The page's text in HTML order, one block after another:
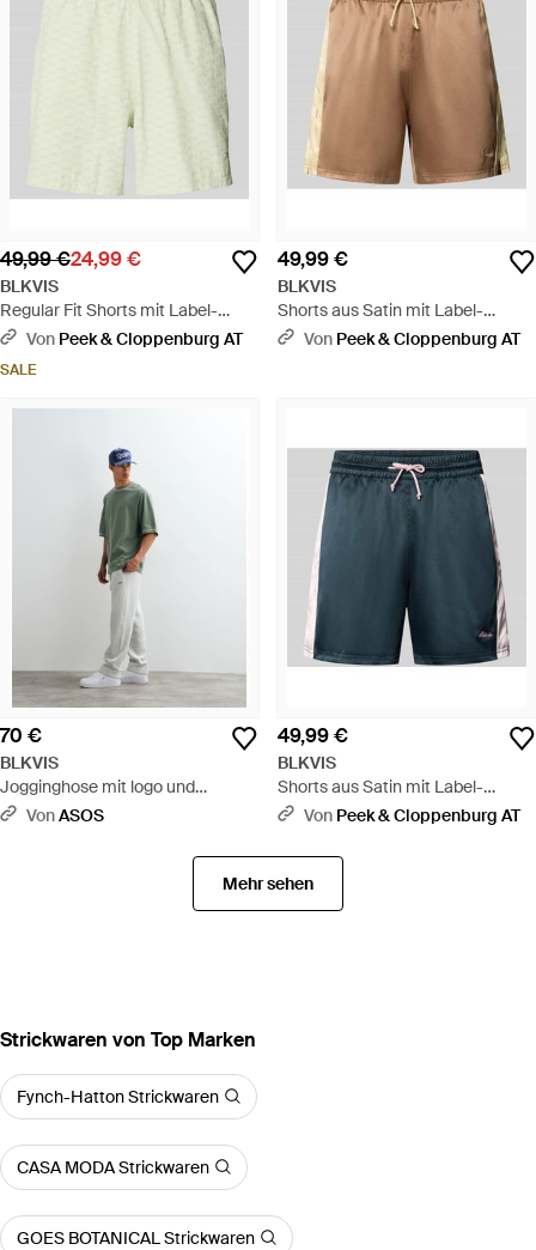
49,99 €24,99 €
BLKVIS
Regular Fit Shorts mit Label-
Stitching - Natur
Von Peek & Cloppenburg AT
SALE
49,99 €
BLKVIS
Shorts aus Satin mit Label-
Stitching und elastischem Bund -
Von Peek & Cloppenburg AT
70 €
BLKVIS
Jogginghose mit logo und
regulärer passform - Weiß
VonASOS
49,99 €
BLKVIS
Shorts aus Satin mit Label-
Stitching und elastischem Bund -
Von Peek & Cloppenburg AT
Mehr sehen
Strickwaren von Top Marken
Fynch-Hatton Strickwaren
CASA MODA Strickwaren
GOES BOTANICAL Strickwaren